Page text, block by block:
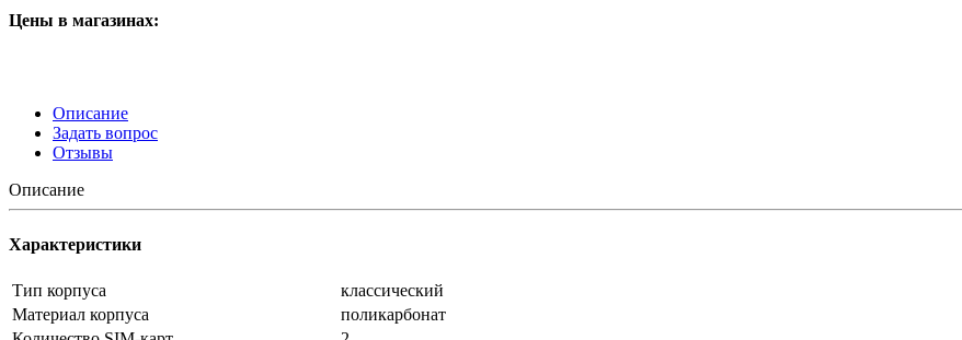
Цены в магазинах:
Описание
Задать вопрос
Отзывы
Описание
Характеристики
Тип корпуса
классический
Материал корпуса
поликарбонат